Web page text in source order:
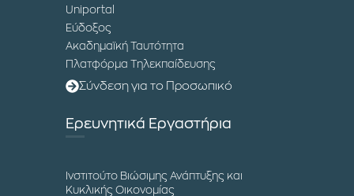
Uniportal
Εύδοξος
Ακαδημαϊκή Ταυτότητα
Πλατφόρμα Τηλεκπαίδευσης
Σύνδεση για το Προσωπικό
Ερευνητικά Εργαστήρια
Ινστιτούτο Βιώσιμης Ανάπτυξης και
Κυκλικής Οικονομίας